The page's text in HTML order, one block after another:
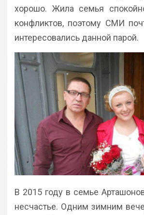
хорошо. Жила семья
конфликтов, поэтому СМИ
интересовались данной парой.
В 2015 году в семье
несчастье. Одним зимним